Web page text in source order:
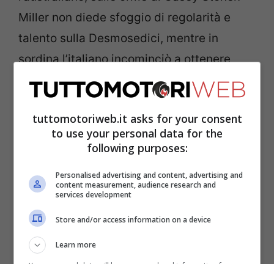
Miller non diede sfoggio di regolarità e
talento sulla Desmosedici, mentre in
sordina l’italiano incominciò a ottenere
risultati di spessore già a metà
campionato 2021. La dura battaglia con
Fabio Quartararovenne persa, ma Bagnaia
capì di poter puntare al mondiale nella
Pecco nel 2022 e nel 2023 si è laureato
campione del mondo della classe regina
con merito, sfruttando anche bene le
tuttomotoriweb.it asks for your consent
to use your personal data for the
following purposes:
Personalised advertising and content, advertising and
content measurement, audience research and
services development
Store and/or access information on a device
Learn more